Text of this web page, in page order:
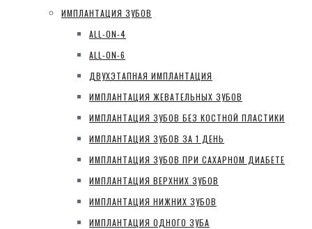
ИМПЛАНТАЦИЯ ЗУБОВ
ALL-ON-4
ALL-ON-6
ДВУХЭТАПНАЯ ИМПЛАНТАЦИЯ
ИМПЛАНТАЦИЯ ЖЕВАТЕЛЬНЫХ ЗУБОВ
ИМПЛАНТАЦИЯ ЗУБОВ БЕЗ КОСТНОЙ ПЛАСТИКИ
ИМПЛАНТАЦИЯ ЗУБОВ ЗА 1 ДЕНЬ
ИМПЛАНТАЦИЯ ЗУБОВ ПРИ САХАРНОМ ДИАБЕТЕ
ИМПЛАНТАЦИЯ ВЕРХНИХ ЗУБОВ
ИМПЛАНТАЦИЯ НИЖНИХ ЗУБОВ
ИМПЛАНТАЦИЯ ОДНОГО ЗУБА